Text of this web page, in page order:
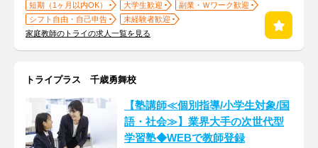
短期（1ヶ月以内OK） 大学生歓迎
副業・Ｗワーク歓迎
シフト自由・自己申告
未経験者歓迎
家庭教師のトライの求人一覧を見る
トライプラス 千歳勇舞校
【塾講師≪個別指導/小学生対象/国
語・社会≫】業界大手の次世代型
学習塾◆WEBで教師登録